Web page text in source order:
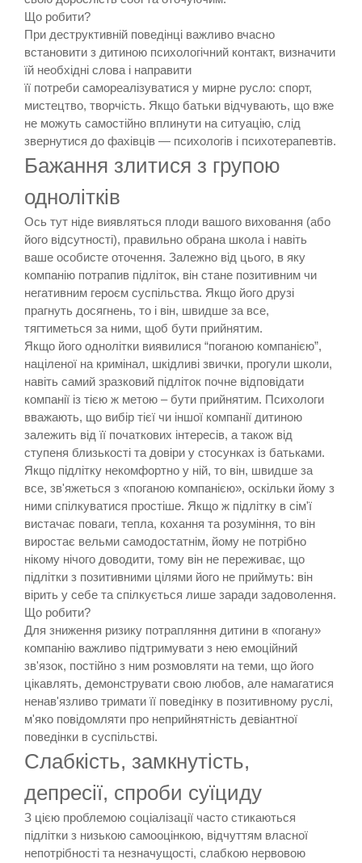
Що робити?
При деструктивній поведінці важливо вчасно
встановити з дитиною психологічний контакт, визначити
їй необхідні слова і направити
її потреби самореалізуватися у мирне русло: спорт,
мистецтво, творчість. Якщо батьки відчувають, що вже
не можуть самостійно вплинути на ситуацію, слід
звернутися до фахівців — психологів і психотерапевтів.
Бажання злитися з групою
однолітків
Ось тут ніде виявляться плоди вашого виховання (або
його відсутності), правильно обрана школа і навіть
ваше особисте оточення. Залежно від цього, в яку
компанію потрапив підліток, він стане позитивним чи
негативним героєм суспільства. Якщо його друзі
прагнуть досягнень, то і він, швидше за все,
тягтиметься за ними, щоб бути прийнятим.
Якщо його однолітки виявилися “поганою компанією”,
націленої на кримінал, шкідливі звички, прогули школи,
навіть самий зразковий підліток почне відповідати
компанії із тією ж метою – бути прийнятим. Психологи
вважають, що вибір тієї чи іншої компанії дитиною
залежить від її початкових інтересів, а також від
ступеня близькості та довіри у стосунках із батьками.
Якщо підлітку некомфортно у ній, то він, швидше за
все, зв'яжеться з «поганою компанією», оскільки йому з
ними спілкуватися простіше. Якщо ж підлітку в сім'ї
вистачає поваги, тепла, кохання та розуміння, то він
виростає вельми самодостатнім, йому не потрібно
нікому нічого доводити, тому він не переживає, що
підлітки з позитивними цілями його не приймуть: він
вірить у себе та спілкується лише заради задоволення.
Що робити?
Для зниження ризику потрапляння дитини в «погану»
компанію важливо підтримувати з нею емоційний
зв'язок, постійно з ним розмовляти на теми, що його
цікавлять, демонструвати свою любов, але намагатися
ненав'язливо тримати її поведінку в позитивному руслі,
м'яко повідомляти про неприйнятність девіантної
поведінки в суспільстві.
Слабкість, замкнутість,
депресії, спроби суїциду
З цією проблемою соціалізації часто стикаються
підлітки з низькою самооцінкою, відчуттям власної
непотрібності та незначущості, слабкою нервовою